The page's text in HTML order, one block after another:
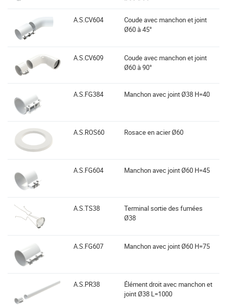
A.S.CV604
Coude avec manchon et joint
Ø60 à 45°
A.S.CV609
Coude avec manchon et joint
Ø60 à 90°
A.S.FG384 Manchon avec joint Ø38 H=40
A.S.ROS60 Rosace en acier Ø60
A.S.FG604 Manchon avec joint Ø60 H=45
A.S.TS38
Terminal sortie des fumées
Ø38
A.S.FG607 Manchon avec joint Ø60 H=75
A.S.PR38
Élément droit avec manchon et
joint Ø38 L=1000